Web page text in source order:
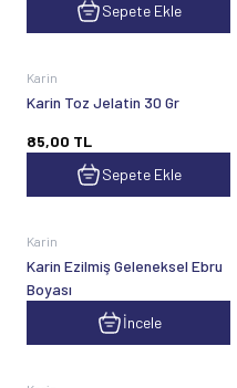
Sepete Ekle
Karin
Karin Toz Jelatin 30 Gr
85,00 TL
Sepete Ekle
Karin
Karin Ezilmiş Geleneksel Ebru
Boyası
İncele